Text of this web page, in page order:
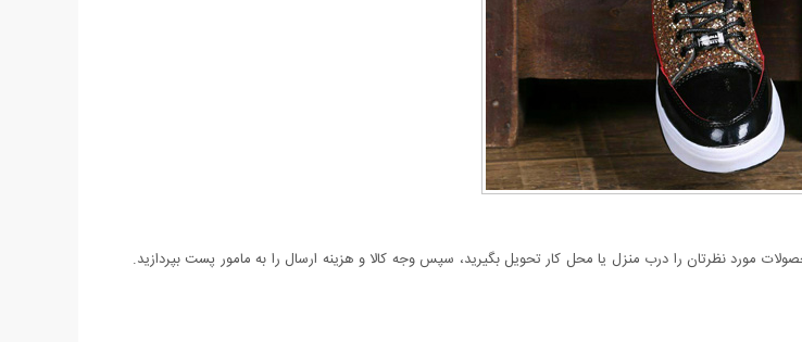
مورد نظرتان را درب منزل یا محل کار تحویل بگیرید، سپس وجه کالا و هزینه ارسال را به مامور پست بپردازید.